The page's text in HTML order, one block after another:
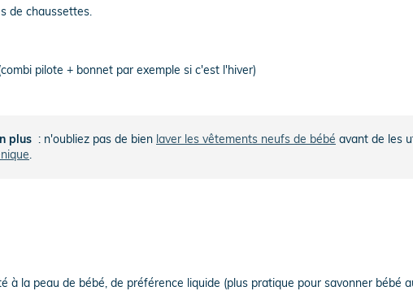
de chaussettes.
pilote + bonnet par exemple si c'est l'hiver)
plus : n'oubliez pas de bien laver les vêtements neufs de bébé avant de les
à la peau de bébé, de préférence liquide (plus pratique pour savonner bébé